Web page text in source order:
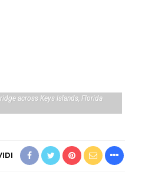
across Keys Islands, Florida